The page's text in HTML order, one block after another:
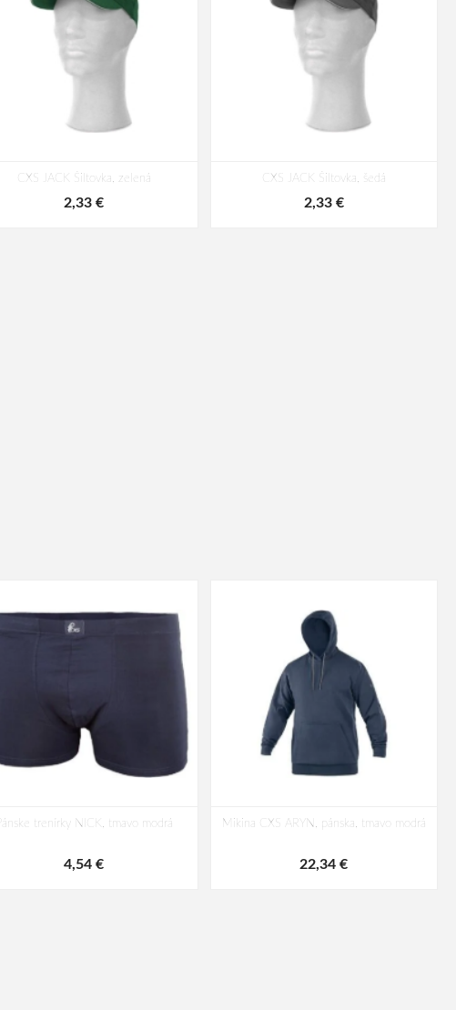
CXS JACK Šiltovka, zelená
2,33 €
CXS JACK Šiltovka, šedá
2,33 €
Pánske trenírky NICK, tmavo modrá
4,54 €
Mikina CXS ARYN, pánska, tmavo modrá
22,34 €